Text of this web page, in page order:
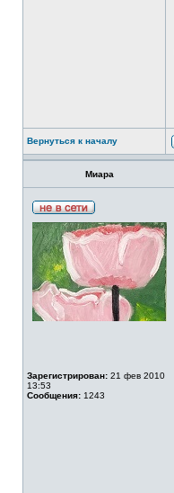
Вернуться к началу
Миара
Зарегистрирован: 21 фев 2010
13:53
Сообщения: 1243